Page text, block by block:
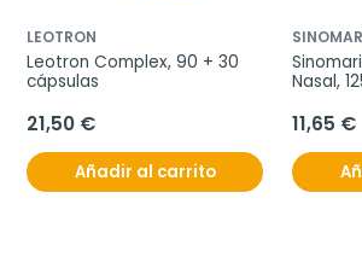
LEOTRON
Leotron Complex, 90 + 30
cápsulas
21,50 €
Añadir al carrito
Nasal,
11,65 €